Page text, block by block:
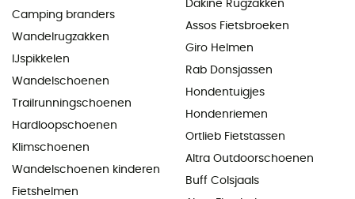
Camping branders
Wandelrugzakken
IJspikkelen
Wandelschoenen
Trailrunningschoenen
Hardloopschoenen
Klimschoenen
Wandelschoenen kinderen
Fietshelmen
Dakine Rugzakken
Assos Fietsbroeken
Giro Helmen
Rab Donsjassen
Hondentuigjes
Hondenriemen
Ortlieb Fietstassen
Altra Outdoorschoenen
Buff Colsjaals